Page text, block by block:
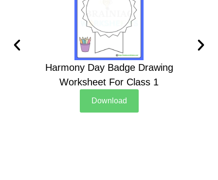
Harmony Day Badge Drawing
Worksheet For Class 1
Download